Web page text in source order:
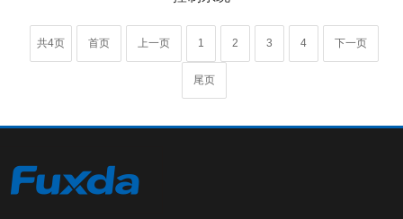
共4页 首页 上一页 1 2 3 4 下一页
尾页